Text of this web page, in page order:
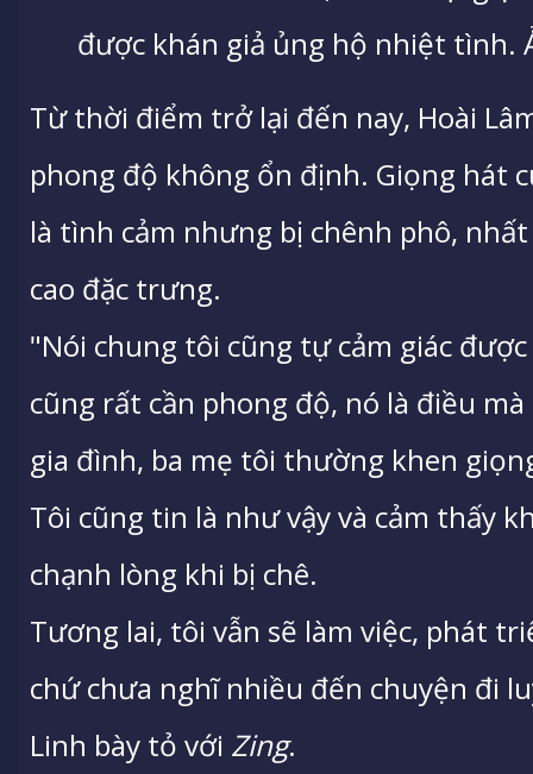
được khán giả ủng hộ nhiệt tình.
Từ thời điểm trở lại đến nay, Hoài
phong độ không ổn định. Giọng hát
là tình cảm nhưng bị chênh phô,
cao đặc trưng.
"Nói chung tôi cũng tự cảm giác
cũng rất cần phong độ, nó là điều
gia đình, ba mẹ tôi thường khen
Tôi cũng tin là như vậy và cảm thấy
chạnh lòng khi bị chê.
Tương lai, tôi vẫn sẽ làm việc, phát
chứ chưa nghĩ nhiều đến chuyện đi
Linh bày tỏ với Zing.